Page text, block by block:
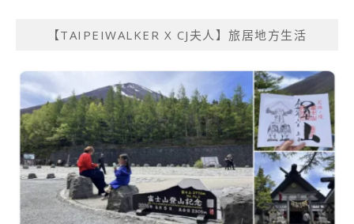
【TAIPEIWALKER X CJ夫人】旅居地方生活